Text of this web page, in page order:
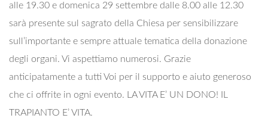
alle 19.30 e domenica 29 settembre dalle 8.00 alle 12.30
sarà presente sul sagrato della Chiesa per sensibilizzare
sull’importante e sempre attuale tematica della donazione
degli organi. Vi aspettiamo numerosi. Grazie
anticipatamente a tutti Voi per il supporto e aiuto generoso
che ci offrite in ogni evento. LA VITA E’ UN DONO! IL
TRAPIANTO E’ VITA.